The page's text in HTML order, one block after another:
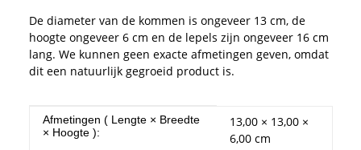
De diameter van de kommen is ongeveer 13 cm, de
hoogte ongeveer 6 cm en de lepels zijn ongeveer 16 cm
lang. We kunnen geen exacte afmetingen geven, omdat
dit een natuurlijk gegroeid product is.
#productDetails.itemInformation#
#productDetails.itemValue#
Afmetingen ( Lengte × Breedte
× Hoogte ):
13,00 × 13,00 ×
6,00 cm